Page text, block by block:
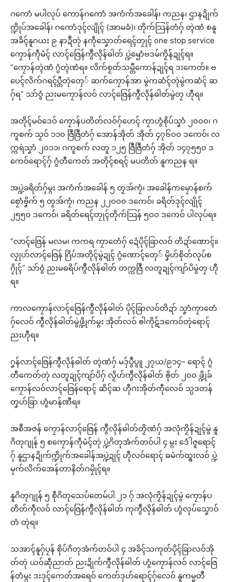
ဂကောံ မပါလုပ် ကောန်ဂကောံ အကံက်အခေါန်၊ ကညန၊ ဌာနဍိုက်
က္ဍိုပ်အခေါန်၊ ဂကောံဒုၚ်လျိုၚ် (အာမခံ)၊ တိုက်သြန်တံဂှ် တ္ၚဲဏံ စနူ
အခိၚ်နူဂယး ၉ နာဍဳတုဲ နကဵုသၞောတ်ရေၚ်တၠုၚ် one stop service
ကၠောန်ကဵုမံၚ် လာၚ်ဇြေန်ကွဳလိုန်ဓါတ် ပ္ဍဲၝောံဗဒမ်ကၟိန်ဍုၚ်ရ။
“ကၠောန်တ္ၚဲဏံ ဂွံတ္ၚဲဏံရ။ လိက်စၟတ်သမ္တီကောန်ဍုၚ်ရ ဒးကေတ်။ ဗ
ပေၚ်လိက်ဂရၚ်ပ္တီတုဲတှေ် ဆက်ကၠောန်အာ မွဲကဆံၚ်တုဲမွဲကဆံၚ် ဆ
ဂှ်ရ” သာ်ဝွံ ညးမကၠောန်လဝ် လာၚ်ဇြေန်ကွဳလိုန်ဓါတ်မွဲတၠ ဟီုရ။
အတိုၚ်မဝ်ဒေဝ် ကၠောန်ပတိတ်လဝ်ဂှ်ဟေၚ် ကၠာဟွံစိုပ်သၞာံ ၂၀၀၀၊ ဂ
ကူစက် သၟဝ် ၁၁၀ ဇြဳဇြဳတံဂှ် အောန်အိုတ် အိုတ် ၄၇၆၀၀ ဒကေဝ်၊ လ
က္ကရဴသၞာံ ၂၀၁၁၊ ဂကူစက် လတူ ၁၂၅ ဇြဳဇြဳတံဂှ် အိုတ် ၁၄၇၅၅၀ ဒ
ကေဝ်ရောၚ်ဂှ် ဂွံတီကေတ် အတိုၚ်စရၚ် မပတိတ် နူကညန ရ။
အပ္ဍဲခရိတ်ဂှ်မ္ဂး အကံက်အခေါန် ၅ တၟအ်ကၠံ၊ အခေါန်ကမၠောန်စက်
စၠောံဗၞိက် ၅ တၟအ်ကၠံ၊ ကညန ၂၂၀၀၀ ဒကေဝ်၊ ခရိတ်ဒုၚ်လျိုၚ်
၂၅၅၀ ဒကေဝ်၊ ခရိတ်ရေၚ်တၠုၚ်တိုက်သြန် ၅၀၀ ဒကေဝ် ပါလုပ်ရ။
“လာၚ်ဇြေန် မလမ၊ ကကရ ကၠာတေံဂှ် ဍေံပိုၚ်ခြာလဝ် တိဍာ်ဏောၚ်။
လၟုဟ်လာၚ်ဇြေန် ဂြိပ်အတိုၚ်မွဲဍုၚ် ဂွံဏောၚ်တှေ် မၞိဟ်စိုတ်လုပ်စ
ဂၠိုၚ်” သာ်ဝွံ ညးမဓရိပ်ကွဳလိုန်ဓါတ် တက္ကဇြဳ လတူဍုၚ်ကျာ်ပိမွဲတၠ ဟီု
ရ။
ကာလကၠောန်လာၚ်ဇြေန်ကွဳလိုန်ဓါတ် ပိုၚ်ခြာလဝ်တိဍာ် သၞာံကၠာတေံ
ဂှ်လေဝ် ကွဳလိုန်ဓါတ်မွဲဖ္ဍိုက်မ္ဂး အိုတ်လဝ် ၜါကိုဋ်ဒကေဝ်တုဲရောၚ်
ညးဟီုရ။
ဂၞန်လာၚ်ဇြေန်ကွဳလိုန်ဓါတ် တ္ၚဲဏံဂှ် မဒှ်ပွဳပွူ ၂၇ယ/၉၁၄– ရောၚ် ဂွံ
တီကေတ်တုဲ လတူဍုၚ်ကျာ်ပိဂှ် လၟိဟ်ကွဳလိုန်ဓါတ် ၜိုတ် ၂၀၀ ဖ္ဍိုခ်
ကၠောန်လဝ်လာၚ်ဇြေန်ရောၚ် ဆိၚ်ဆ ဟီုဂးအိုတ်ကီုလေဝ် သ္ပဒတန်
တၞဟ်ခြာ ဟွံမာန်ဏီရ။
အစဳအဇန် ကၠောန်လာၚ်ဇြေန် ကွဳလိုန်ဓါတ်တၟိဏံဂှ် အလုံကၟိန်ဍုၚ်မွဲ နူ
ဂိတုဂျုန် ၅ စကၠောန်ကဵုမံၚ်တုဲ ပ္ဍဲဂိတုအံက်တဝ်ပါ ၄ မ္ဂး ဒေံါဇူရောၚ်
ဂှ် နူဌာနဍိုက်က္ဍိုက်အခေါန်အပ္ဍဲဍုၚ် ဟီုလဝ်ရောၚ် ဓမံက်ထ္ၜးလဝ် ပ္ဍဲ
မုက်လိက်အေန်တာနိတ်ဂမၠိုၚ်ရ။
နူဂိတုဂျုန် ၅ စဵုဂိတုသေပ်တေမ်ပါ ၂၁ ဂှ် အလုံကၟိန်ဍုၚ်မွဲ ကၠောန်ပ
တိတ်ကဵုလဝ် လာၚ်ဇြေန်ကွဳလိုန်ဓါတ် ကုကွဳလိုန်ဓါတ် ဟွံလုပ်သၞောဝ်
တံ တုဲရ။
သအာၚ်နူဂှ်ပၠန် စိုပ်ဂိတုအံက်တဝ်ပါ ၄ အခိၚ်သကုတ်ပိုၚ်ခြာလဝ်အို
တ်တုဲ ယဝ်ဆဵုညာတ် ညးဍိုက်ကွဳလိုန်ဓါတ် ဟွံကၠောန်လဝ် လာၚ်ဇြေ
န်တံမ္ဂး ဒးဒုၚ်ကေတ်အရေဝ် ကေတ်ဒုဟ်ရောၚ်ဂှ်လေဝ် နူကမ္မတဳ